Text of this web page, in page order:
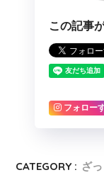
この記事
フォロー
CATEGORY : ざ